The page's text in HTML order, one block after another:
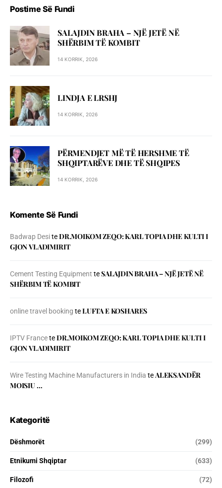
Postime Së Fundi
SALAJDIN BRAHA – NJЁ JETЁ NЁ
SHЁRBIM TЁ KOMBIT
14 KORRIK, 2026
LINDJA E LRSHJ
14 KORRIK, 2026
PËRMENDJET MË TË HERSHME TË
SHQIPTARËVE DHE TË SHQIPES
14 KORRIK, 2026
Komente Së Fundi
Badwap DesiteDR.MOIKOM ZEQO: KARL TOPIA DHE KULTI I
GJON VLADIMIRIT
Cement Testing Equipment teSALAJDIN BRAHA – NJЁ JETЁ NЁ
SHЁRBIM TЁ KOMBIT
online travel booking teLUFTA E KOSHARES
IPTV FranceteDR.MOIKOM ZEQO: KARL TOPIA DHE KULTI I
GJON VLADIMIRIT
Wire Testing Machine Manufacturers in India teALEKSANDËR
MOISIU …
Kategoritë
Dëshmorët (299)
Etnikumi Shqiptar (633)
Filozofi (72)